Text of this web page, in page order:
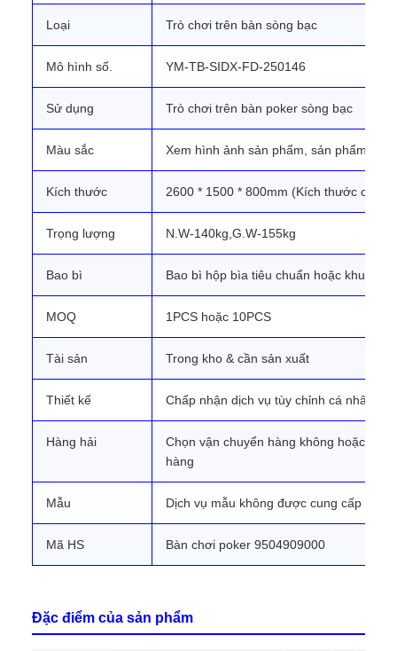
Loại Trò chơi trên bàn sòng bạc
Mô hình số. YM-TB-SIDX-FD-250146
Sử dụng Trò chơi trên bàn poker sòng bạc
Màu sắc Xem hình ảnh sản phẩm, sản phẩm
Kích thước 2600 * 1500 * 800mm (Kích thước có
Trọng lượng N.W-140kg,G.W-155kg
Bao bì Bao bì hộp bìa tiêu chuẩn hoặc khung
MOQ 1PCS hoặc 10PCS
Tài sản Trong kho & cần sản xuất
Thiết kế Chấp nhận dịch vụ tùy chỉnh cá nhân
Hàng hải
Chọn vận chuyển hàng không hoặc
hàng
Mẫu Dịch vụ mẫu không được cung cấp
Mã HS Bàn chơi poker 9504909000
Đặc điểm của sản phẩm